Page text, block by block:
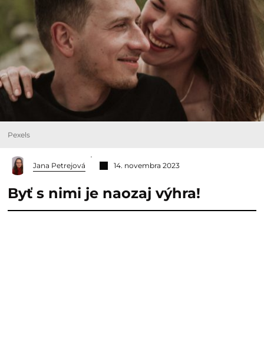
Pexels
Jana Petrejová 14. novembra 2023
Byť s nimi je naozaj výhra!